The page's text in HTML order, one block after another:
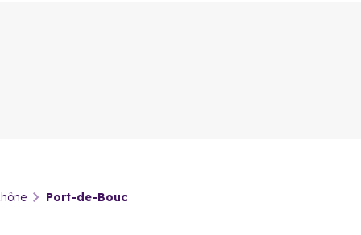
Port-de-Bouc